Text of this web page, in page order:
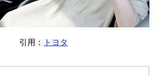
引用： トヨタ